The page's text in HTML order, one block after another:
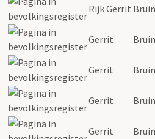
RijkGerrit
Gerrit
Gerrit
Gerrit
Gerrit